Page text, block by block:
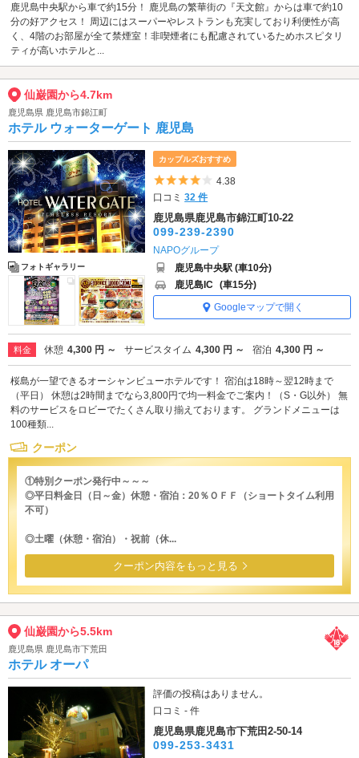
鹿児島中央駅から車で約15分！ 鹿児島の繁華街の『天文館』からは車で約10
分の好アクセス！ 周辺にはスーパーやレストランも充実しており利便性が高
く、4階のお部屋が全て禁煙室！非喫煙者にも配慮されているためホスピタリ
ティが高いホテルと...
仙巌園から4.7km
鹿児島県 鹿児島市錦江町
ホテル ウォーターゲート 鹿児島
フォトギャラリー
カップルズおすすめ
5つ星のうち4
4.38
口コミ32 件
鹿児島県鹿児島市錦江町10-22
099-239-2390
NAPOグループ
鹿児島中央駅 (車10分)
鹿児島IC (車15分)
Googleマップで開く
料金 休憩 4,300 円 ～ サービスタイム 4,300 円 ～ 宿泊 4,300 円 ～
桜島が一望できるオーシャンビューホテルです！ 宿泊は18時～翌12時まで
（平日） 休憩は2時間までなら3,800円で均一料金でご案内！（S・G以外） 無
料のサービスをロビーでたくさん取り揃えております。 グランドメニューは
100種類...
クーポン
①特別クーポン発行中～～～
◎平日料金日（日～金）休憩・宿泊：20％ＯＦＦ（ショートタイム利用
不可）
◎土曜（休憩・宿泊）・祝前（休...
クーポン内容をもっと見る
仙巌園から5.5km
鹿児島県 鹿児島市下荒田
ホテル オーパ
評価の投稿はありません。
口コミ - 件
鹿児島県鹿児島市下荒田2-50-14
099-253-3431